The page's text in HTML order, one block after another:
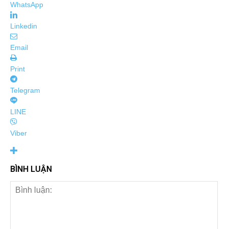
WhatsApp
Linkedin
Email
Print
Telegram
LINE
Viber
BÌNH LUẬN